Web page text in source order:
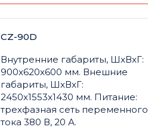
CZ-90D
Внутренние габариты, ШxВxГ:
900x620x600 мм. Внешние
габариты, ШxВxГ:
2450x1553x1430 мм. Питание:
трехфазная сеть переменного
тока 380 В, 20 А.